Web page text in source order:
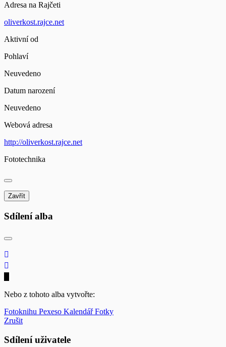
Adresa na Rajčeti
oliverkost.rajce.net
Aktivní od
Pohlaví
Neuvedeno
Datum narození
Neuvedeno
Webová adresa
http://oliverkost.rajce.net
Fototechnika
Zavřít
Sdílení alba
Nebo z tohoto alba vytvořte:
Fotoknihu Pexeso KalendářFotky
Zrušit
Sdílení uživatele